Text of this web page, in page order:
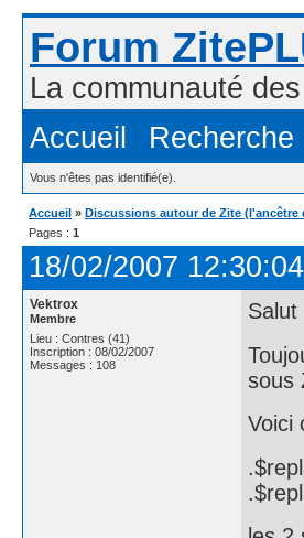
Forum
La communauté
Accueil
Recherche
Vous n'êtes pas identifié(e).
Accueil » Discussions autour de Zite (l'ancêtre
Pages : 1
18/02/2007 12:30:04
Vektrox
Membre
Lieu : Contres (41)
Inscription : 08/02/2007
Messages : 108
Salut
sous
Voici